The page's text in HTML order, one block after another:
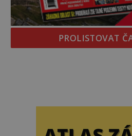
PROLISTOVAT